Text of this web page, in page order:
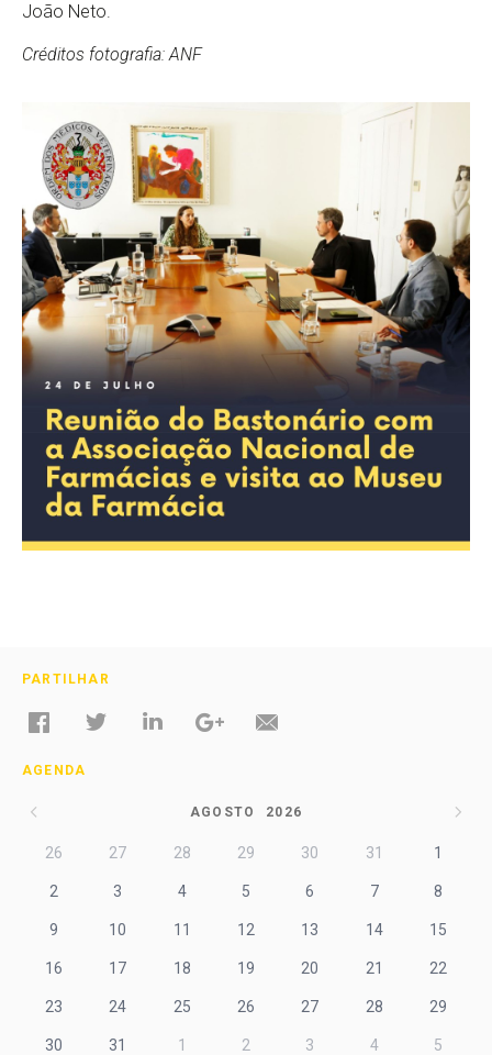
João Neto.
Créditos fotografia:ANF
PARTILHAR
AGENDA
AGOSTO 2026
26 27 28 29 30 31 1
2 3 4 5 6 7 8
9 10 11 12 13 14 15
16 17 18 19 20 21 22
23 24 25 26 27 28 29
30 31 1 2 3 4 5